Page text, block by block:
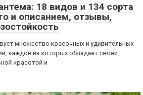
18 видов и 134 сорта
и описанием, отзывы,
множество красочных и удивительных
каждое из которых обладает своей
красотой и